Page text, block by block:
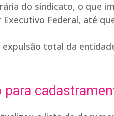
do sindicato, o que
Federal, até
total da
para